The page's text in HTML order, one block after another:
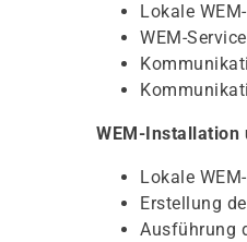
Lokale
WEM-
WEM-Installation
Lokale
Erstellung
Ausführung